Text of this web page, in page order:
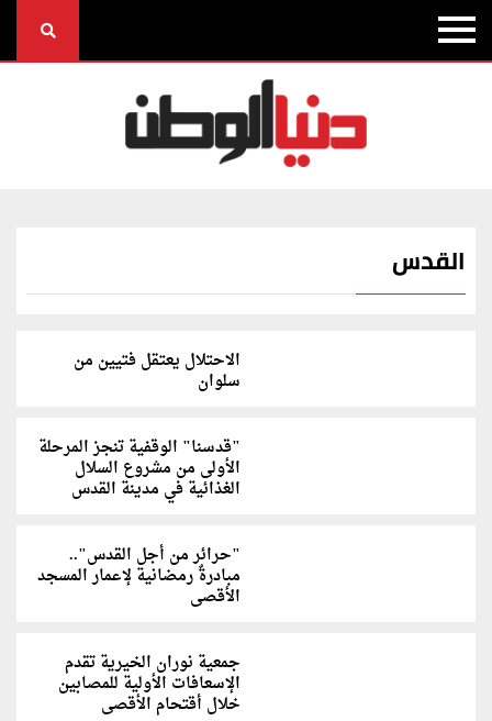
القدس
الاحتلال يعتقل فتيين من
سلوان
"قدسنا" الوقفية تنجز المرحلة
الأولى من مشروع السلال
الغذائية في مدينة القدس
"حرائر من أجل القدس"..
مبادرةٌ رمضانية لإعمار المسجد
الأقصى
جمعية نوران الخيرية تقدم
الإسعافات الأولية للمصابين
خلال أقتحام الأقصى